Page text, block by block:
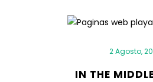
2 Agosto,
IN THE